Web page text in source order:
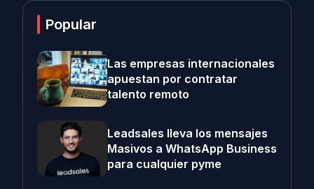
Popular
Las empresas internacionales
apuestan por contratar
talento remoto
Leadsales lleva los mensajes
Masivos a WhatsApp Business
para cualquier pyme